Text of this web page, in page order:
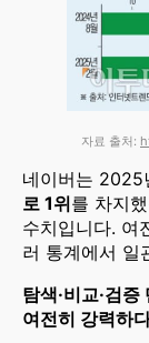
자료 출처:
네이버는 2025
로 1위를 차지
수치입니다. 여
러 통계에서 일
탐색·비교·검
여전히 강력하